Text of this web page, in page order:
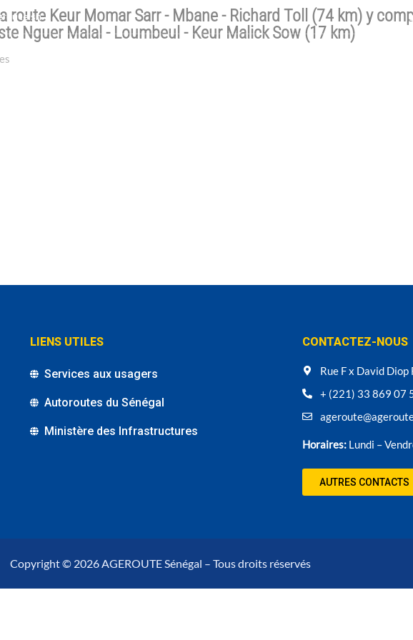
Keur Momar Sarr - Mbane - Richard Toll (74 km) y
Nguer Malal - Loumbeul - Keur Malick Sow (17 km)
LIENS UTILES
Services aux usagers
Autoroutes du Sénégal
Ministère des Infrastructures
CONTACTEZ-NOUS
Rue F x David
+ (221) 33 869 07
Horaires: Lundi –
AUTRES CONTACTS
Copyright © 2026 AGEROUTE Sénégal – Tous droits réservés